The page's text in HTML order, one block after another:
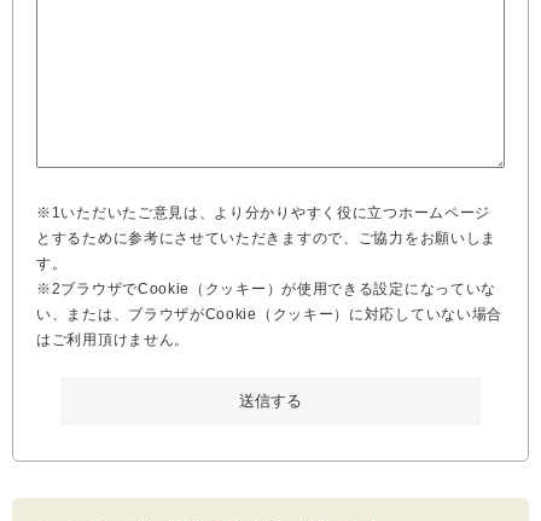
※1いただいたご意見は、より分かりやすく役に立つホームページ
とするために参考にさせていただきますので、ご協力をお願いしま
す。
※2ブラウザでCookie（クッキー）が使用できる設定になっていな
い、または、ブラウザがCookie（クッキー）に対応していない場合
はご利用頂けません。